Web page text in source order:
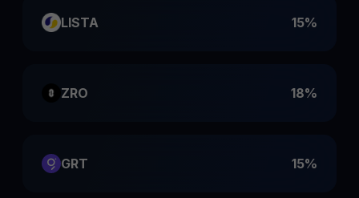
LISTA 15%
ZRO 18%
GRT 15%